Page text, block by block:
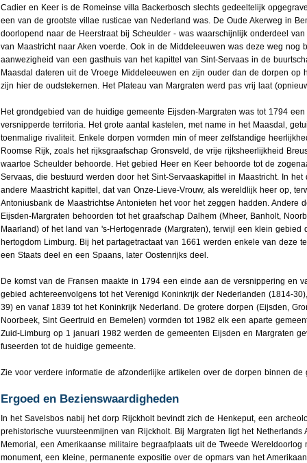
Cadier en Keer is de Romeinse villa Backerbosch slechts gedeeltelijk
een van de grootste villae rusticae van Nederland was. De Oude Akerweg in
doorlopend naar de Heerstraat bij Scheulder - was waarschijnlijk onderdeel
van Maastricht naar Aken voerde. Ook in de Middeleeuwen was deze weg nog
aanwezigheid van een gasthuis van het kapittel van Sint-Servaas in de
Maasdal dateren uit de Vroege Middeleeuwen en zijn ouder dan de dorpen op
zijn hier de oudstekernen. Het Plateau van Margraten werd pas vrij laat
Het grondgebied van de huidige gemeente Eijsden-Margraten was tot 1794
versnipperde territoria. Het grote aantal kastelen, met name in het Maasdal,
toenmalige rivaliteit. Enkele dorpen vormden min of meer zelfstandige
Roomse Rijk, zoals het rijksgraafschap Gronsveld, de vrije rijksheerlijkheid
waartoe Scheulder behoorde. Het gebied Heer en Keer behoorde tot de
Servaas, die bestuurd werden door het Sint-Servaaskapittel in Maastricht. In
andere Maastricht kapittel, dat van Onze-Lieve-Vrouw, als wereldlijk heer op,
Antoniusbank de Maastrichtse Antonieten het voor het zeggen hadden. Andere
Eijsden-Margraten behoorden tot het graafschap Dalhem (Mheer, Banholt,
Maarland) of het land van 's-Hertogenrade (Margraten), terwijl een klein gebied
hertogdom Limburg. Bij het partagetractaat van 1661 werden enkele van deze
een Staats deel en een Spaans, later Oostenrijks deel.
De komst van de Fransen maakte in 1794 een einde aan de versnippering en
gebied achtereenvolgens tot het Verenigd Koninkrijk der Nederlanden (1814-
39) en vanaf 1839 tot het Koninkrijk Nederland. De grotere dorpen (Eijsden,
Noorbeek, Sint Geertruid en Bemelen) vormden tot 1982 elk een aparte
Zuid-Limburg op 1 januari 1982 werden de gemeenten Eijsden en Margraten
fuseerden tot de huidige gemeente.
Zie voor verdere informatie de afzonderlijke artikelen over de dorpen binnen de
Ergoed en Bezienswaardigheden
In het Savelsbos nabij het dorp Rijckholt bevindt zich de Henkeput, een
prehistorische vuursteenmijnen van Rijckholt. Bij Margraten ligt het Netherlands
Memorial, een Amerikaanse militaire begraafplaats uit de Tweede Wereldoorlog
monument, een kleine, permanente expositie over de opmars van het